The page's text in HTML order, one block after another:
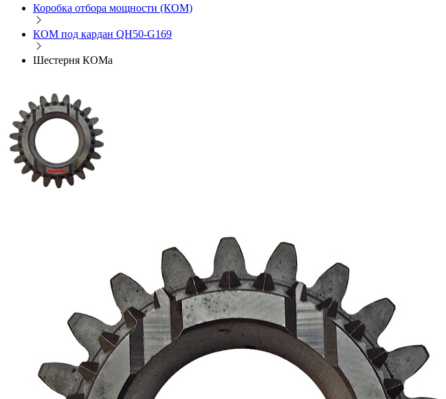
Коробка отбора мощности (КОМ)
КОМ под кардан QH50-G169
Шестерня КОМа